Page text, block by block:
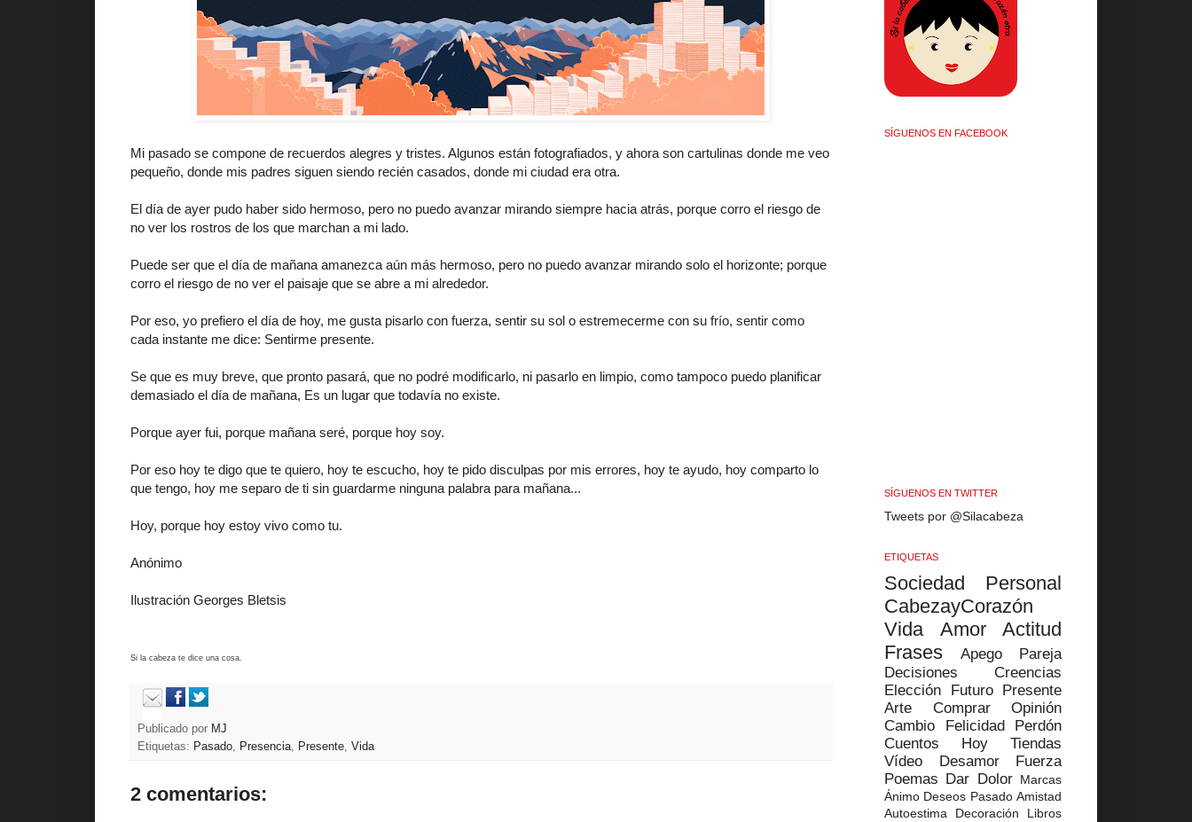
Mi pasado se compone de recuerdos alegres y tristes. Algunos están fotografiados, y ahora son cartulinas donde me veo
pequeño, donde mis padres siguen siendo recién casados, donde mi ciudad era otra.
El día de ayer pudo haber sido hermoso, pero no puedo avanzar mirando siempre hacia atrás, porque corro el riesgo de
no ver los rostros de los que marchan a mi lado.
Puede ser que el día de mañana amanezca aún más hermoso, pero no puedo avanzar mirando solo el horizonte; porque
corro el riesgo de no ver el paisaje que se abre a mi alrededor.
Por eso, yo prefiero el día de hoy, me gusta pisarlo con fuerza, sentir su sol o estremecerme con su frío, sentir como
cada instante me dice: Sentirme presente.
Se que es muy breve, que pronto pasará, que no podré modificarlo, ni pasarlo en limpio, como tampoco puedo planificar
demasiado el día de mañana, Es un lugar que todavía no existe.
Porque ayer fui, porque mañana seré, porque hoy soy.
Por eso hoy te digo que te quiero, hoy te escucho, hoy te pido disculpas por mis errores, hoy te ayudo, hoy comparto lo
que tengo, hoy me separo de ti sin guardarme ninguna palabra para mañana...
Hoy, porque hoy estoy vivo como tu.
Anónimo
Ilustración Georges Bletsis
Si la cabeza te dice una cosa.
Publicado por MJ
Etiquetas: Pasado, Presencia, Presente, Vida
2 comentarios:
SÍGUENOS EN FACEBOOK
SÍGUENOS EN TWITTER
Tweets por @Silacabeza
ETIQUETAS
Sociedad
Personal
CabezayCorazón
Vida
Amor
Actitud
Frases
Apego
Pareja
Decisiones
Creencias
Elección
Futuro
Presente
Arte
Comprar
Opinión
Cambio
Felicidad
Perdón
Cuentos
Hoy
Tiendas
Vídeo
Desamor
Fuerza
Poemas Dar Dolor Marcas
Ánimo Deseos Pasado Amistad
Autoestima
Decoración
Libros